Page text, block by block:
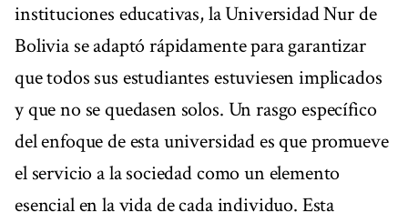
instituciones educativas, la Universidad Nur de
Bolivia se adaptó rápidamente para garantizar
que todos sus estudiantes estuviesen implicados
y que no se quedasen solos. Un rasgo específico
del enfoque de esta universidad es que promueve
el servicio a la sociedad como un elemento
esencial en la vida de cada individuo. Esta